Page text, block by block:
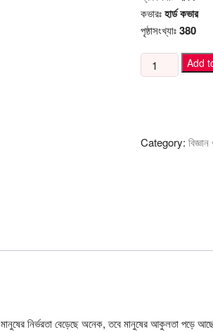
কভারঃহার্ড কভার
পৃষ্ঠাসংখ্যাঃ380
হাতেকলমে
পাইথন
Add
Category:
নির্ভরতা বেড়েছে অনেক, তবে মানুষের আকুলতা পড়ে আছে